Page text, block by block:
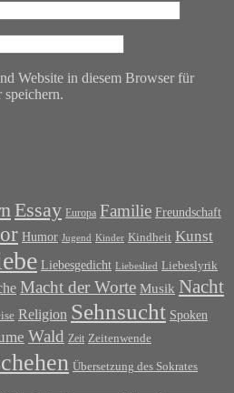
Website in diesem Browser für
speichern.
Essay Europa Familie Freundschaft
Humor Jugend Kinder Kindheit Kunst
Liebesgedicht Liebeslied Liebeslyrik
Macht der Worte Musik Nacht
Religion Sehnsucht Spoken
Wald Zeit Zeitenwende
Übersetzung des Sokrates